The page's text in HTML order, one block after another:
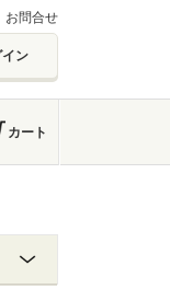
お問合せ
イン
カート